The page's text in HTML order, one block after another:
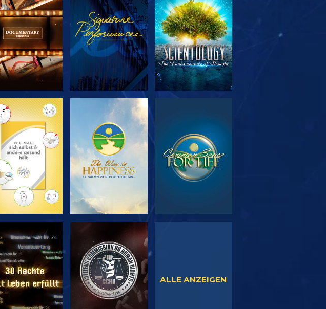
SERIE
ENTDECKEN
SERIE
ENTDECKEN
ANSEHEN
SERIE
ENTDECKEN
SERIE
ENTDECKEN
ANSEHEN ANSEHEN
ALLE ANZEIGEN